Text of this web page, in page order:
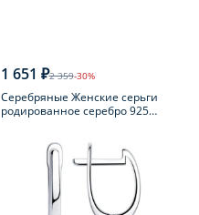
1 651 ₽2 359-30%
Серебряные Женские серьги
родированное серебро 925